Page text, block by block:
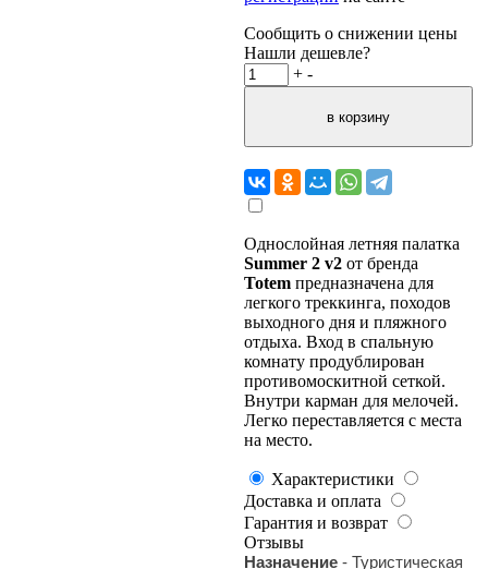
Сообщить о снижении цены
Нашли дешевле?
+ -
Однослойная летняя палатка
Summer 2 v2 от бренда
Totem предназначена для
легкого треккинга, походов
выходного дня и пляжного
отдыха. Вход в спальную
комнату продублирован
противомоскитной сеткой.
Внутри карман для мелочей.
Легко переставляется с места
на место.
Характеристики
Доставка и оплата
Гарантия и возврат
Отзывы
Назначение - Туристическая